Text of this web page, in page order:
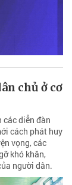
chủ ở cơ
các diễn đàn
cách phát huy
vọng, các
khó khăn,
người dân.